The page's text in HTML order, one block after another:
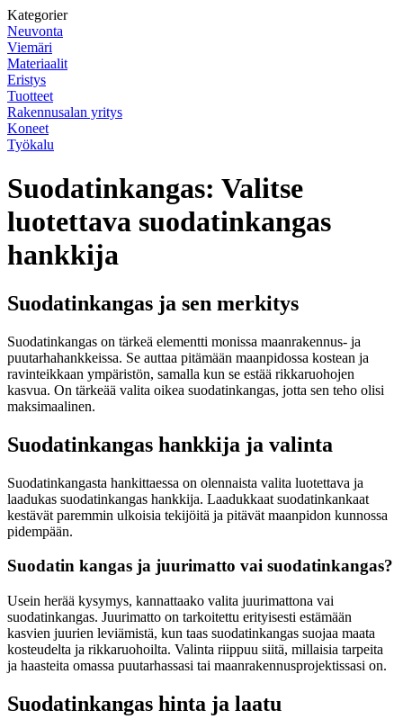
Kategorier
Neuvonta
Viemäri
Materiaalit
Eristys
Tuotteet
Rakennusalan yritys
Koneet
Työkalu
Suodatinkangas: Valitse
luotettava suodatinkangas
hankkija
Suodatinkangas ja sen merkitys
Suodatinkangas on tärkeä elementti monissa maanrakennus- ja
puutarhahankkeissa. Se auttaa pitämään maanpidossa kostean ja
ravinteikkaan ympäristön, samalla kun se estää rikkaruohojen
kasvua. On tärkeää valita oikea suodatinkangas, jotta sen teho olisi
maksimaalinen.
Suodatinkangas hankkija ja valinta
Suodatinkangasta hankittaessa on olennaista valita luotettava ja
laadukas suodatinkangas hankkija. Laadukkaat suodatinkankaat
kestävät paremmin ulkoisia tekijöitä ja pitävät maanpidon kunnossa
pidempään.
Suodatin kangas ja juurimatto vai suodatinkangas?
Usein herää kysymys, kannattaako valita juurimattona vai
suodatinkangas. Juurimatto on tarkoitettu erityisesti estämään
kasvien juurien leviämistä, kun taas suodatinkangas suojaa maata
kosteudelta ja rikkaruohoilta. Valinta riippuu siitä, millaisia tarpeita
ja haasteita omassa puutarhassasi tai maanrakennusprojektissasi on.
Suodatinkangas hinta ja laatu